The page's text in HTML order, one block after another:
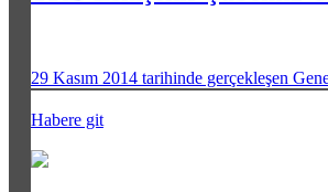
29 Kasım 2014 tarihinde gerçekleşen
Habere git